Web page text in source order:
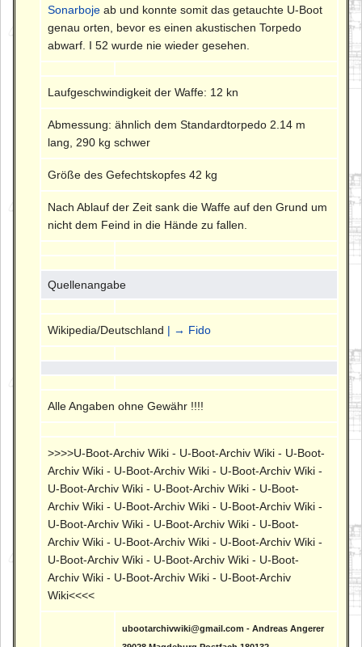
Sonarboje ab und konnte somit das getauchte U-Boot
genau orten, bevor es einen akustischen Torpedo
abwarf. I 52 wurde nie wieder gesehen.
Laufgeschwindigkeit der Waffe: 12 kn
Abmessung: ähnlich dem Standardtorpedo 2.14 m
lang, 290 kg schwer
Größe des Gefechtskopfes 42 kg
Nach Ablauf der Zeit sank die Waffe auf den Grund um
nicht dem Feind in die Hände zu fallen.
Quellenangabe
Wikipedia/Deutschland | → Fido
Alle Angaben ohne Gewähr !!!!
>>>>U-Boot-Archiv Wiki - U-Boot-Archiv Wiki - U-Boot-
Archiv Wiki - U-Boot-Archiv Wiki - U-Boot-Archiv Wiki -
U-Boot-Archiv Wiki - U-Boot-Archiv Wiki - U-Boot-
Archiv Wiki - U-Boot-Archiv Wiki - U-Boot-Archiv Wiki -
U-Boot-Archiv Wiki - U-Boot-Archiv Wiki - U-Boot-
Archiv Wiki - U-Boot-Archiv Wiki - U-Boot-Archiv Wiki -
U-Boot-Archiv Wiki - U-Boot-Archiv Wiki - U-Boot-
Archiv Wiki - U-Boot-Archiv Wiki - U-Boot-Archiv
Wiki<<<<
ubootarchivwiki@gmail.com - Andreas Angerer